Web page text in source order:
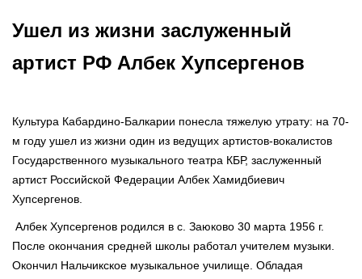
Ушел из жизни заслуженный
артист РФ Албек Хупсергенов
Культура Кабардино-Балкарии понесла тяжелую утрату: на 70-
м году ушел из жизни один из ведущих артистов-вокалистов
Государственного музыкального театра КБР, заслуженный
артист Российской Федерации Албек Хамидбиевич
Хупсергенов.
Албек Хупсергенов родился в с. Заюково 30 марта 1956 г.
После окончания средней школы работал учителем музыки.
Окончил Нальчикское музыкальное училище. Обладая